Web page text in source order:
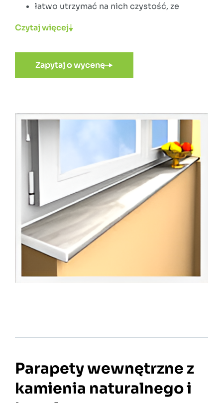
łatwo utrzymać na nich czystość, ze
mogą spełniać rolę półki, ponieważ są
nadają się do każdego pomieszczenia
(biuro, sypialnia, kuchnia, łazienka itp.),
doskonałe do montażu z oknami PCV,
Czytaj więcej
Zapytaj o wycenę
Parapety wewnętrzne z
kamienia naturalnego i